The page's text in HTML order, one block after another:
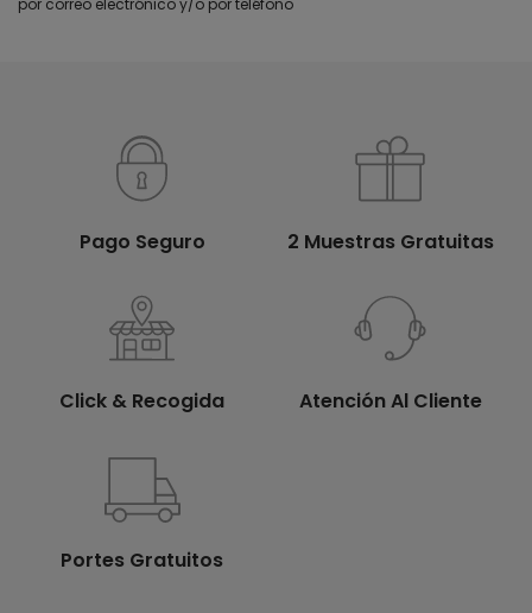
por correo electrónico y/o por teléfono
Pago Seguro 2 Muestras Gratuitas
Click & Recogida Atención Al Cliente
Portes Gratuitos